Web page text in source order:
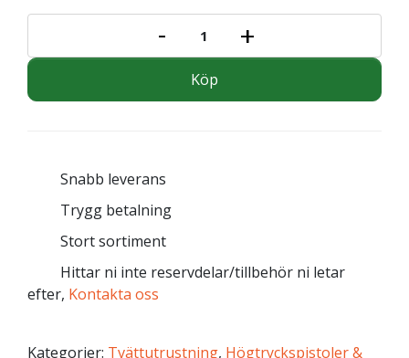
- SPOLRÖR ENKELT 40-08 D12
+
Köp
Snabb leverans
Trygg betalning
Stort sortiment
Hittar ni inte reservdelar/tillbehör ni letar
efter, Kontakta oss
Kategorier: Tvättutrustning, Högtryckspistoler &